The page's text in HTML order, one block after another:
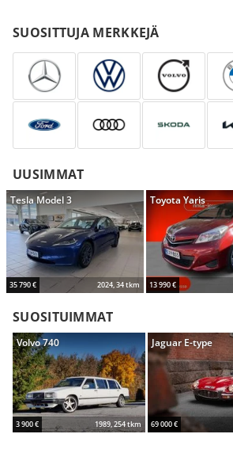
SUOSITTUJA MERKKEJÄ
UUSIMMAT
Tesla Model 3
35 790 € 2024, 34 tkm
Toyota Yaris
13 990 €
SUOSITUIMMAT
Volvo 740
3 900 € 1989, 254 tkm
Jaguar E-type
69 000 €